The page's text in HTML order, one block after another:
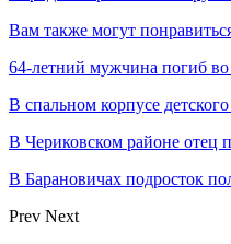
Вам также могут
64-летний мужчина погиб
В спальном корпусе
В Чериковском районе отец
В Барановичах подросток
Prev Next